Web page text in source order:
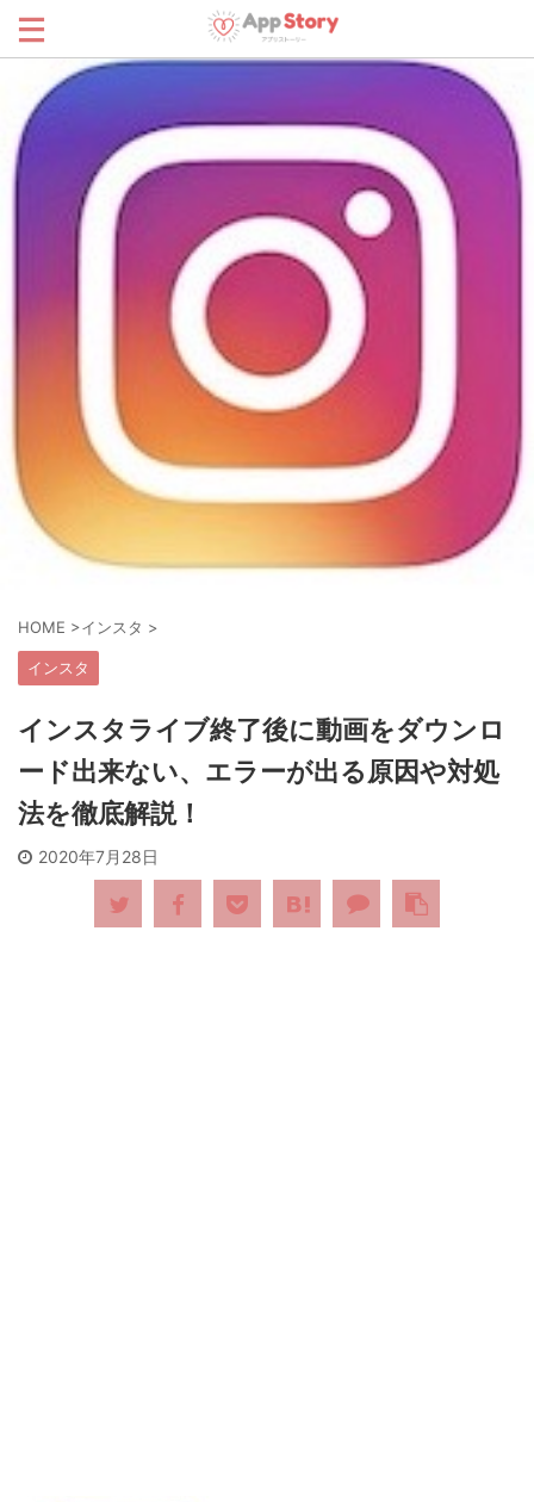
HOME >インスタ >
インスタ
インスタライブ終了後に動画をダウンロ
ード出来ない、エラーが出る原因や対処
法を徹底解説！
2020年7月28日